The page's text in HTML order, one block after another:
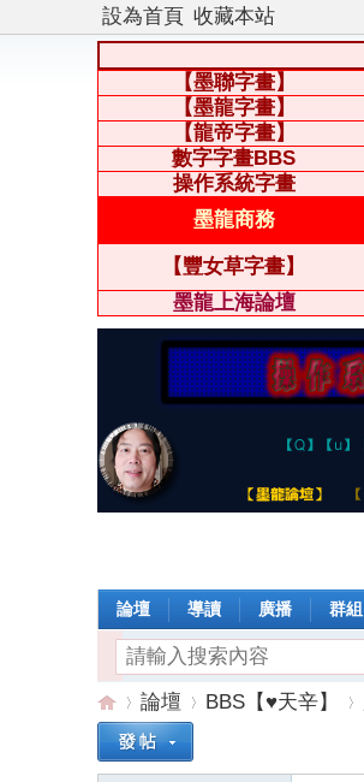
設為首頁 收藏本站
【墨聯字畫】
【墨龍字畫】
【龍帝字畫】
數字字畫BBS
操作系統字畫
墨龍商務
【豐女草字畫】
墨龍上海論壇
論壇 導讀 廣播 群組
論壇 BBS【♥天辛】